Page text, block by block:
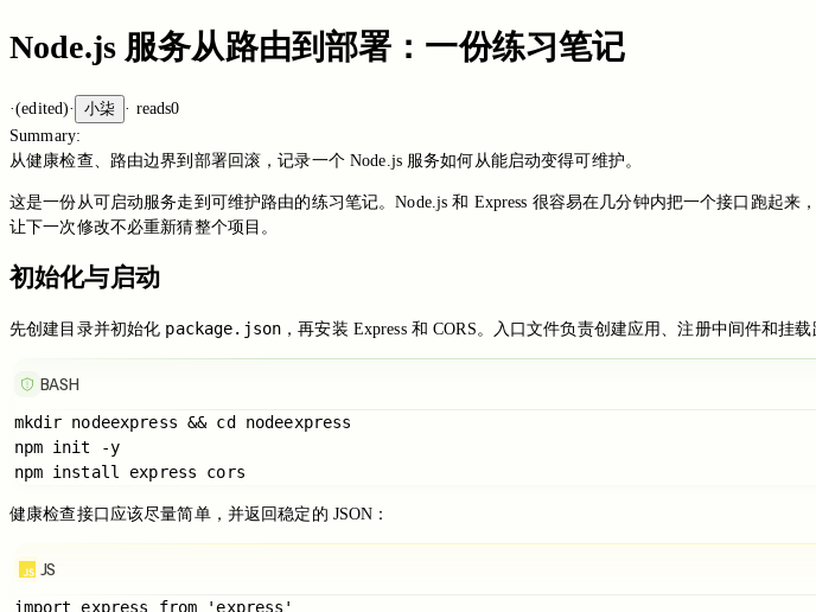
Node.js 服务从路由到部署：一份练习笔记
·(edited)· 小柒 · reads0
Summary:
从健康检查、路由边界到部署回滚，记录一个 Node.js 服务如何从能启动变得可维护。
这是一份从可启动服务走到可维护路由的练习笔记。Node.js 和 Express 很容易在几分钟内把一个接口跑起
让下一次修改不必重新猜整个项目。
初始化与启动
先创建目录并初始化 package.json ，再安装 Express 和 CORS。入口文件负责创建应用、注册中间件和挂
BASH
mkdir nodeexpress && cd nodeexpress
npm init -y
健康检查接口应该尽量简单，并返回稳定的 JSON：
JS
import express from 'express'